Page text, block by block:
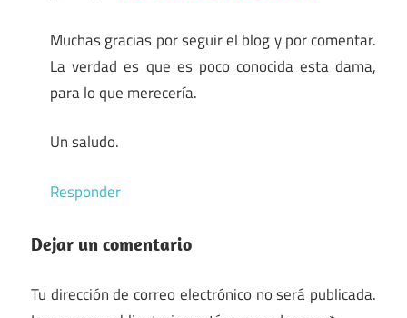
Muchas gracias por seguir el blog y por comentar.
La verdad es que es poco conocida esta dama,
para lo que merecería.
Un saludo.
Responder
Dejar un comentario
Tu dirección de correo electrónico no será publicada.